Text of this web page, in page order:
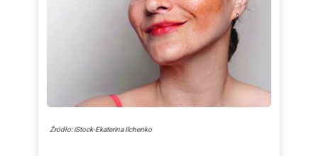
Źródło: iStock-Ekaterina Ilchenko